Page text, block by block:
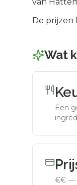
De prijzen
Wat
Een
€€ —